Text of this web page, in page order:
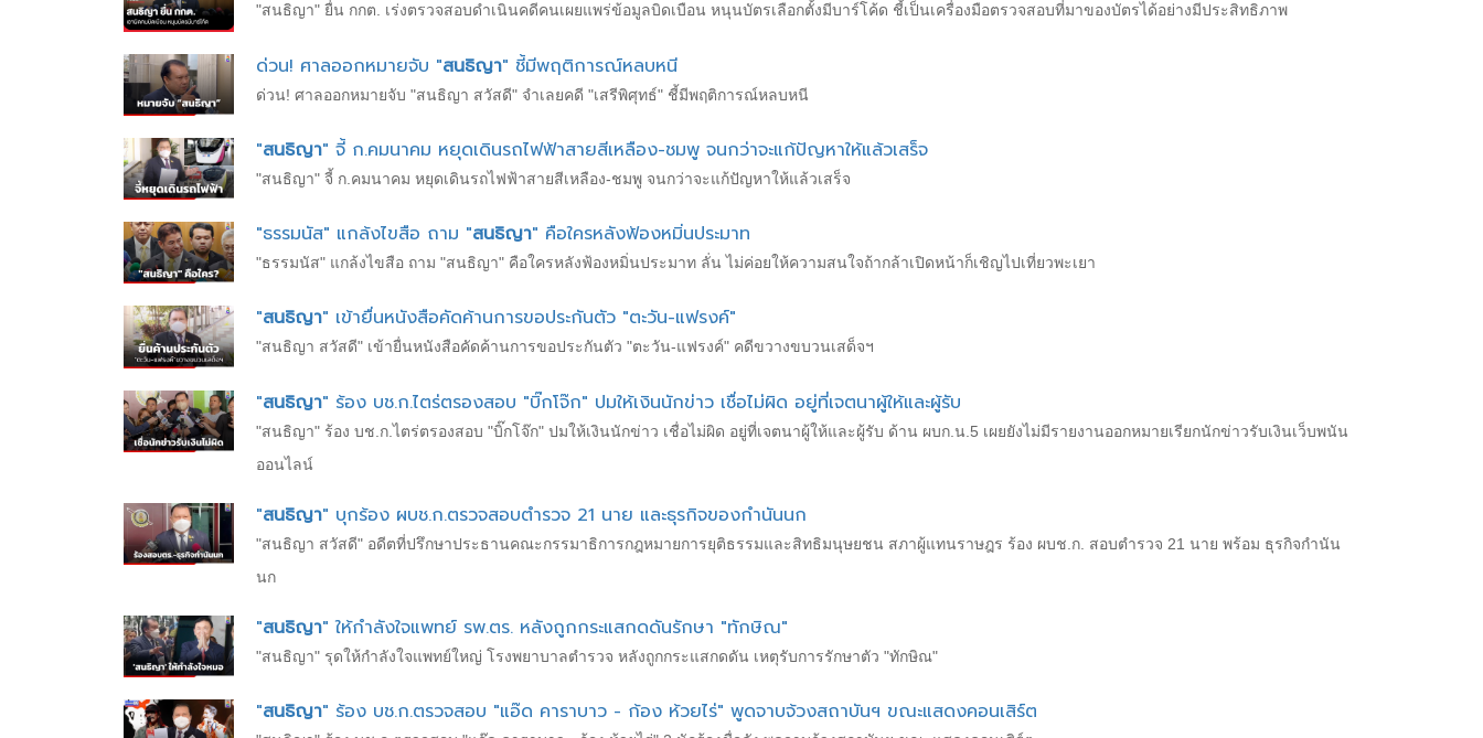
"สนธิญา" ยื่น กกต. เร่งตรวจสอบดำเนินคดีคนเผยแพร่ข้อมูลบิดเบือน หนุนบัตรเลือกตั้งมีบาร์โค้ด ชี้เป็นเครื่องมือตรวจสอบที่มาของบัตรได้อย่างมีประสิทธิภาพ
ด่วน! ศาลออกหมายจับ "สนธิญา" ชี้มีพฤติการณ์หลบหนี
ด่วน! ศาลออกหมายจับ "สนธิญา สวัสดี" จำเลยคดี "เสรีพิศุทธ์" ชี้มีพฤติการณ์หลบหนี
"สนธิญา" จี้ ก.คมนาคม หยุดเดินรถไฟฟ้าสายสีเหลือง-ชมพู จนกว่าจะแก้ปัญหาให้แล้วเสร็จ
"สนธิญา" จี้ ก.คมนาคม หยุดเดินรถไฟฟ้าสายสีเหลือง-ชมพู จนกว่าจะแก้ปัญหาให้แล้วเสร็จ
"ธรรมนัส" แกล้งไขสือ ถาม "สนธิญา" คือใครหลังฟ้องหมิ่นประมาท
"ธรรมนัส" แกล้งไขสือ ถาม "สนธิญา" คือใครหลังฟ้องหมิ่นประมาท ลั่น ไม่ค่อยให้ความสนใจถ้ากล้าเปิดหน้าก็เชิญไปเที่ยวพะเยา
"สนธิญา" เข้ายื่นหนังสือคัดค้านการขอประกันตัว "ตะวัน-แฟรงค์"
"สนธิญา สวัสดี" เข้ายื่นหนังสือคัดค้านการขอประกันตัว "ตะวัน-แฟรงค์" คดีขวางขบวนเสด็จฯ
"สนธิญา" ร้อง บช.ก.ไตร่ตรองสอบ "บิ๊กโจ๊ก" ปมให้เงินนักข่าว เชื่อไม่ผิด อยู่ที่เจตนาผู้ให้และผู้รับ
"สนธิญา" ร้อง บช.ก.ไตร่ตรองสอบ "บิ๊กโจ๊ก" ปมให้เงินนักข่าว เชื่อไม่ผิด อยู่ที่เจตนาผู้ให้และผู้รับ ด้าน ผบก.น.5 เผยยังไม่มีรายงานออกหมายเรียกนักข่าวรับเงินเว็บพนัน
ออนไลน์
"สนธิญา" บุกร้อง ผบช.ก.ตรวจสอบตำรวจ 21 นาย และธุรกิจของกำนันนก
"สนธิญา สวัสดี" อดีตที่ปรึกษาประธานคณะกรรมาธิการกฎหมายการยุติธรรมและสิทธิมนุษยชน สภาผู้แทนราษฎร ร้อง ผบช.ก. สอบตำรวจ 21 นาย พร้อม ธุรกิจกำนัน
นก
"สนธิญา" ให้กำลังใจแพทย์ รพ.ตร. หลังถูกกระแสกดดันรักษา "ทักษิณ"
"สนธิญา" รุดให้กำลังใจแพทย์ใหญ่ โรงพยาบาลตำรวจ หลังถูกกระแสกดดัน เหตุรับการรักษาตัว "ทักษิณ"
"สนธิญา" ร้อง บช.ก.ตรวจสอบ "แอ๊ด คาราบาว - ก้อง ห้วยไร่" พูดจาบจ้วงสถาบันฯ ขณะแสดงคอนเสิร์ต